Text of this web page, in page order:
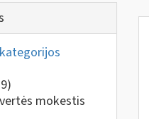
mokestis